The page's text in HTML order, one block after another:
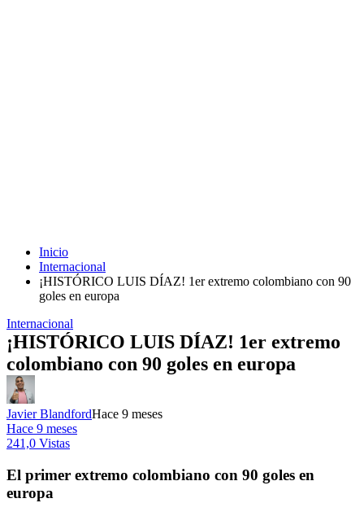
Inicio
Internacional
¡HISTÓRICO LUIS DÍAZ! 1er extremo colombiano con 90
goles en europa
Internacional
¡HISTÓRICO LUIS DÍAZ! 1er extremo
colombiano con 90 goles en europa
Javier BlandfordHace 9 meses
Hace 9 meses
241,0 Vistas
El primer extremo colombiano con 90 goles en
europa